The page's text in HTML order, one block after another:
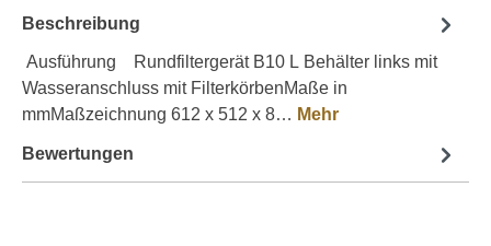
Beschreibung
Ausführung Rundfiltergerät B10 L Behälter links mit
Wasseranschluss mit FilterkörbenMaße in
mmMaßzeichnung 612 x 512 x 8… Mehr
Bewertungen